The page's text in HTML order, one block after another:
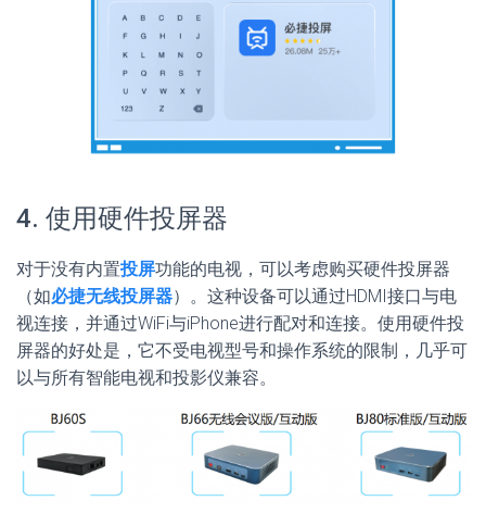
4. 使用硬件投屏器
对于没有内置投屏功能的电视，可以考虑购买硬件投屏器
（如必捷无线投屏器）。这种设备可以通过HDMI接口与电
视连接，并通过WiFi与iPhone进行配对和连接。使用硬件投
屏器的好处是，它不受电视型号和操作系统的限制，几乎可
以与所有智能电视和投影仪兼容。